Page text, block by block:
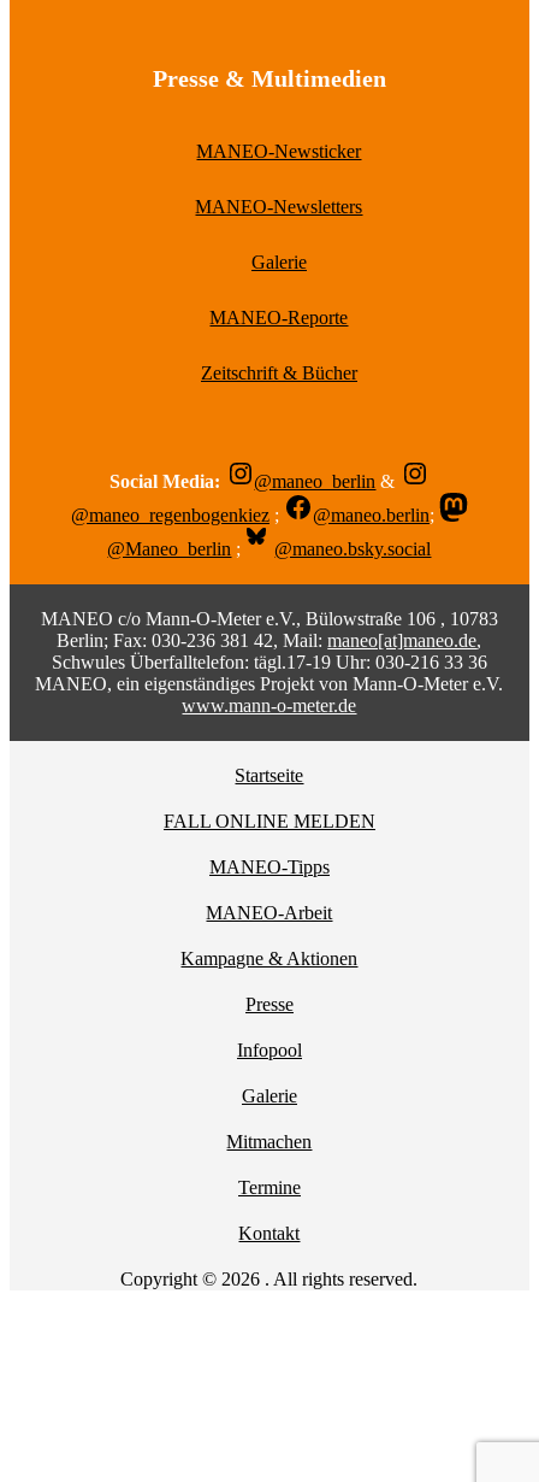
Presse & Multimedien
MANEO-Newsticker
MANEO-Newsletters
Galerie
MANEO-Reporte
Zeitschrift & Bücher
Social Media: @maneo_berlin &
@maneo_regenbogenkiez ; @maneo.berlin;
@Maneo_berlin ; @maneo.bsky.social
MANEO c/o Mann-O-Meter e.V., Bülowstraße 106 , 10783
Berlin; Fax: 030-236 381 42, Mail:maneo[at]maneo.de,
Schwules Überfalltelefon: tägl.17-19 Uhr: 030-216 33 36
MANEO, ein eigenständiges Projekt von Mann-O-Meter e.V.
www.mann-o-meter.de
Startseite
FALL ONLINE MELDEN
MANEO-Tipps
MANEO-Arbeit
Kampagne & Aktionen
Presse
Infopool
Galerie
Mitmachen
Termine
Kontakt
Copyright © 2026 . All rights reserved.